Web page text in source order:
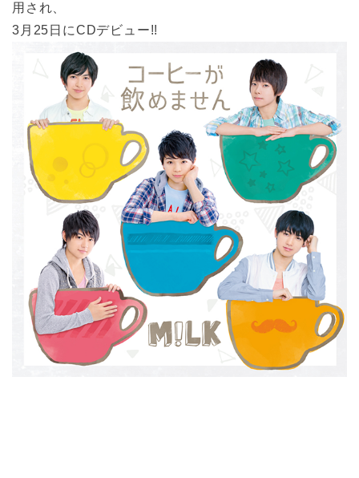
用され、
3月25日にCDデビュー!!